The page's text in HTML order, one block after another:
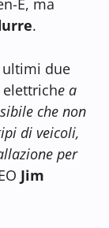
E, ma
.
ultimi due
e a
che non
di veicoli,
per
Jim